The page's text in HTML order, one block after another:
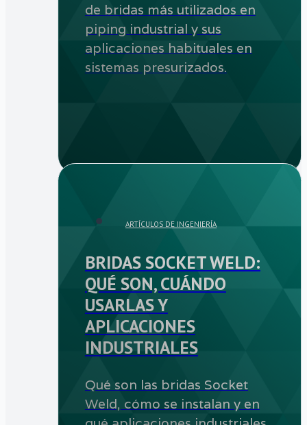
de bridas más utilizados en
piping industrial y sus
aplicaciones habituales en
sistemas presurizados.
ARTÍCULOS DE INGENIERÍA
BRIDAS SOCKET WELD:
QUÉ SON, CUÁNDO
USARLAS Y
APLICACIONES
INDUSTRIALES
Qué son las bridas Socket
Weld, cómo se instalan y en